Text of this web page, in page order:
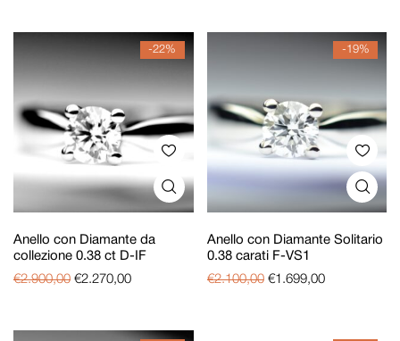
-22%
Anello con Diamante da
collezione 0.38 ct D-IF
€2.900,00 €2.270,00
-19%
Anello con Diamante Solitario
0.38 carati F-VS1
€2.100,00 €1.699,00